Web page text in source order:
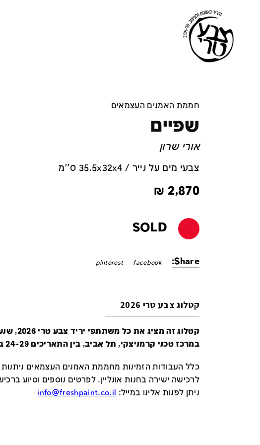
חממת האמנים העצמאים
שפיים
אורי שרון
צבעי מים על נייר / 35.5x32x4 ס''מ
2,870
₪
SOLD
Share:
facebook
pinterest
קטלוג צבע טרי 2026
קטלוג זה מציג את כל משתתפי
במרכז טכני קרמניצקי, תל אביב, בין התאריכים 24-29 ביוני.
כלל העבודות הזמינות מחממת האמנים העצמאים ניתנות
לרכישה ישירה בחנות אונליין.לפרטים נוספים וסיוע
ניתן לפנות אלינו במייל:
info@freshpaint.co.il